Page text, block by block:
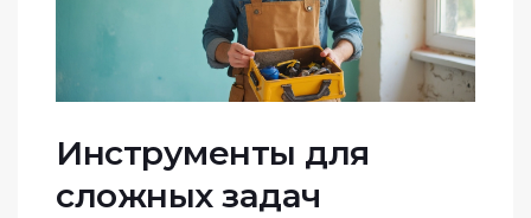
Инструменты для
сложных задач